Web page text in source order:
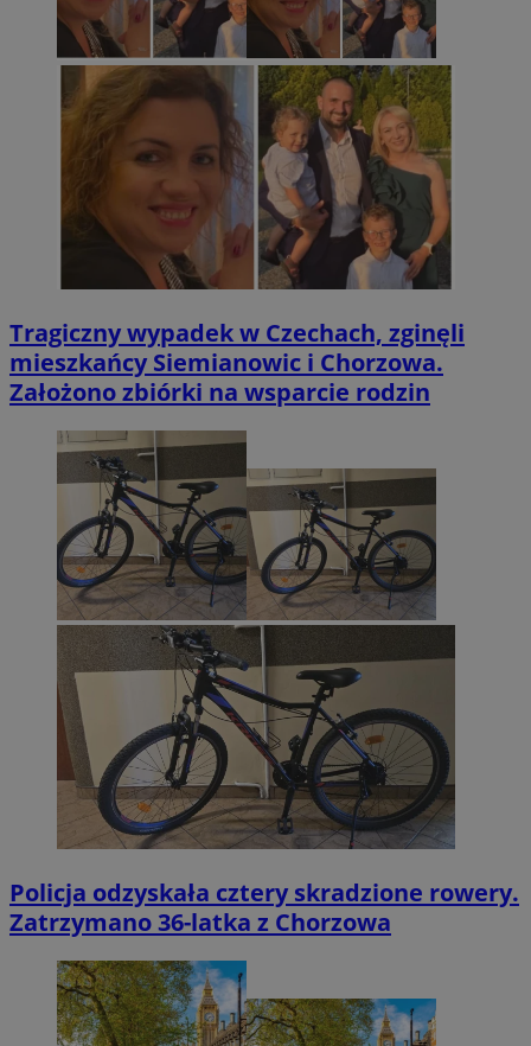
Tragiczny wypadek w Czechach, zginęli
mieszkańcy Siemianowic i Chorzowa.
Założono zbiórki na wsparcie rodzin
Policja odzyskała cztery skradzione rowery.
Zatrzymano 36-latka z Chorzowa